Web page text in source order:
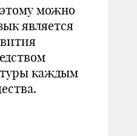
можно
является
каждым